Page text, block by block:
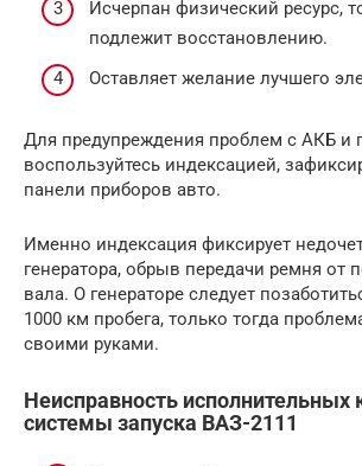
Исчерпан физический ресурс,
подлежит восстановлению.
Оставляет желание лучшего
Для предупреждения проблем с АКБ и
воспользуйтесь индексацией,
панели приборов авто.
Именно индексация фиксирует
генератора, обрыв передачи ремня от
вала. О генераторе следует
1000 км пробега, только тогда
своими руками.
Неисправность исполнительных
системы запуска ВАЗ-2111